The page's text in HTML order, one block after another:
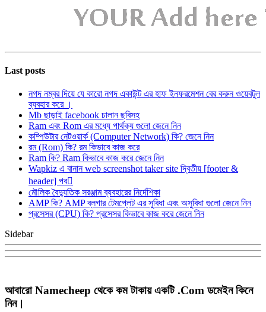
Last posts
নগদ নম্বর দিয়ে যে কারো নগদ একাউন্ট এর হাফ ইনফরমেশন বের করুন ওয়েবটুল
ব্যবহার করে ।
Mb ছাড়াই facebook চালান ছবিসহ
Ram এবং Rom এর মধ্যে পার্থক্য গুলো জেনে নিন
কম্পিউটার নেটওয়ার্ক (Computer Network) কি? জেনে নিন
রম (Rom) কি? রম কিভাবে কাজ করে
Ram কি? Ram কিভাবে কাজ করে জেনে নিন
Wapkiz এ বানান web screenshot taker site দ্বিতীয় [footer &
header] পব
মৌলিক বৈদ্যুতিক সরঞ্জাম ব্যবহারের নির্দেশিকা
AMP কি? AMP ব্লগার টেমপ্লেট এর সুবিধা এবং অসুবিধা গুলো জেনে নিন
প্রসেসর (CPU) কি? প্রসেসর কিভাবে কাজ করে জেনে নিন
Sidebar
আবারো Namecheep থেকে কম টাকায় একটি .Com ডমেইন কিনে
নিন।